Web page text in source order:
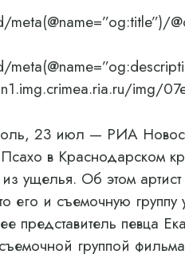
img/
23 июл — РИА
в Краснодарском
из ущелья. Об этом
его и съемочную
представитель певца
группой